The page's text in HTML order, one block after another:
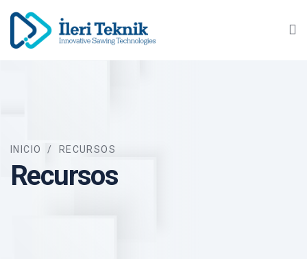
INICIO / RECURSOS
Recursos